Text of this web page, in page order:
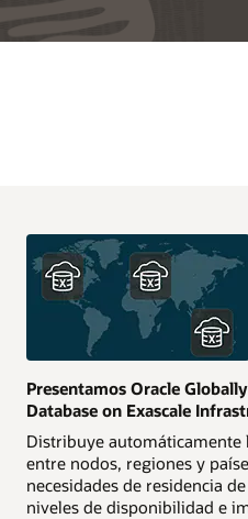
Presentamos Oracle
Database on Exascale
Distribuye automáticamente
entre nodos, regiones y
necesidades de residencia
niveles de disponibilidad e